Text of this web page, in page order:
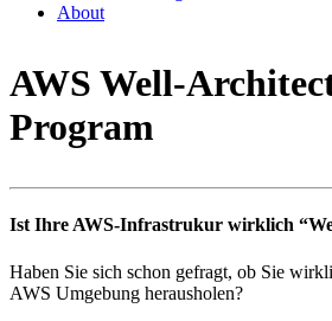
About
AWS Well-
Program
Ist Ihre AWS-Infrastrukur wirklich
Haben Sie sich schon gefragt, ob Sie
AWS Umgebung herausholen?